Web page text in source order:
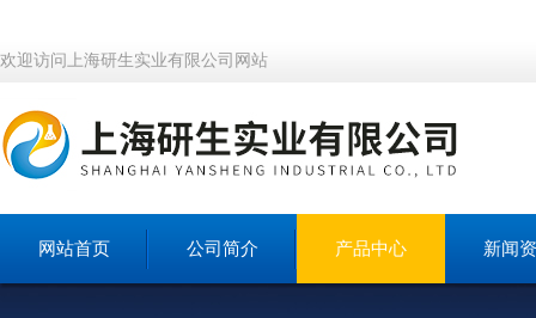
欢迎访问上海研生实业有限公司网站
网站首页 公司简介 产品中心 新闻